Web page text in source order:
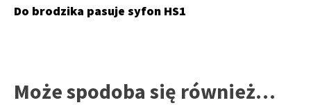
Do brodzika pasuje syfon HS1
Może spodoba się również…